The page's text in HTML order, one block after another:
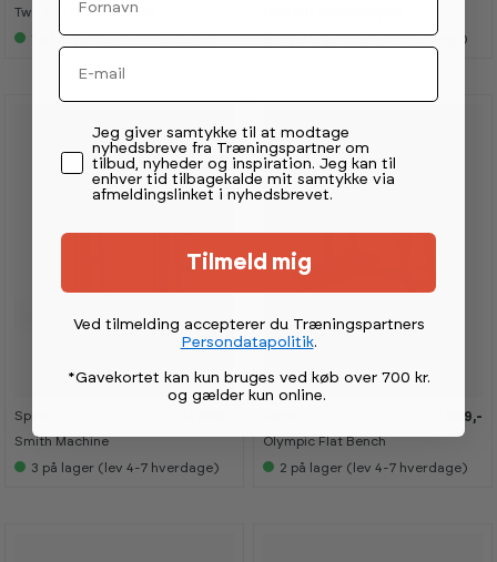
Two Tier Dumbell Rack
1
på lager (lev 4-7 hverdage)
4på lager (lev 4-7 hverdage)
Spirit
Smith Machine
3 på lager (lev 4-7 hverdage)
Olympic Flat Bench
7 999,-
2 på lager (lev 4-7 hverdage)
Email
Permission tekst
Jeg giver samtykke til at modtage
nyhedsbreve fra Træningspartner om
tilbud, nyheder og inspiration. Jeg kan til
enhver tid tilbagekalde mit samtykke via
afmeldingslinket i nyhedsbrevet.
Tilmeld mig
Ved tilmelding accepterer du Træningspartners
Persondatapolitik.
*Gavekortet kan kun bruges ved køb over 700 kr.
og gælder kun online.